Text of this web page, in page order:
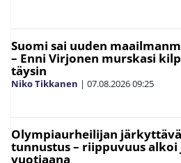
Suomi sai uuden
– Enni Virjonen murskasi
täysin
Niko Tikkanen | 07.08.202609:25
Olympiaurheilijan järkyttävä
tunnustus – riippuvuus alkoi
vuotiaana